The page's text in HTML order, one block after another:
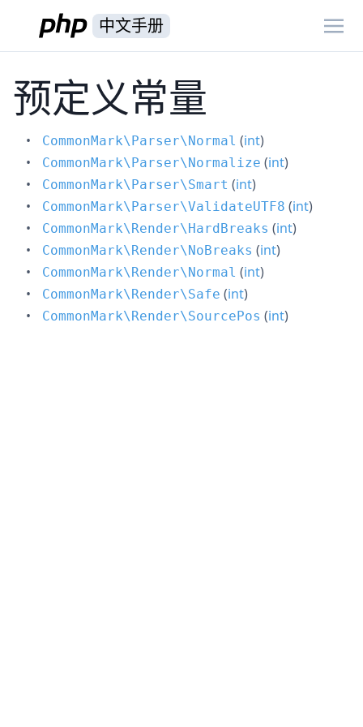
中文手册
预定义常量
CommonMark\Parser\Normal (int)
CommonMark\Parser\Normalize (int)
CommonMark\Parser\Smart (int)
CommonMark\Parser\ValidateUTF8 (int)
CommonMark\Render\HardBreaks (int)
CommonMark\Render\NoBreaks (int)
CommonMark\Render\Normal (int)
CommonMark\Render\Safe (int)
CommonMark\Render\SourcePos (int)